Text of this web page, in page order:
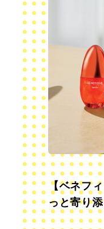
【ベネフ
っと寄り
心も前向き